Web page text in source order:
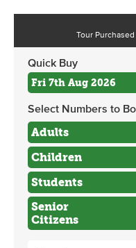
Tour Purchased
Quick Buy
Select Numbers to
Adults
Children
Students
Senior
Citizens